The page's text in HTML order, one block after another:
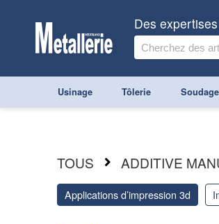
Des
Usinage Tôlerie Soudage
TOUS ADDITIVE
applications d’impression 3d